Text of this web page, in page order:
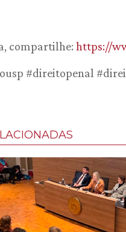
compartilhe: https://
#direitopenal